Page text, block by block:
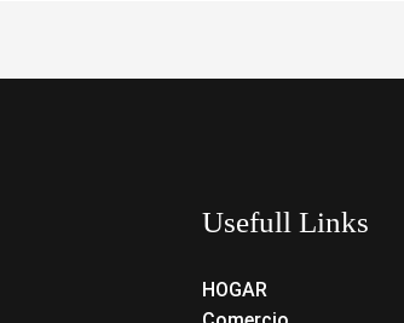
Usefull Links
HOGAR